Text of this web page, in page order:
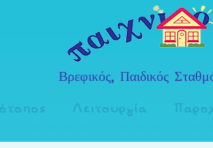
Βρεφικός, Παιδικός
Λειτουργία